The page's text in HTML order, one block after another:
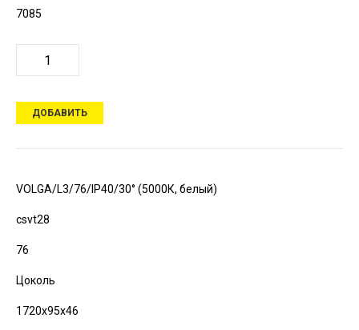
7085
ДОБАВИТЬ
VOLGA/L3/76/IP40/30° (5000К, белый)
csvt28
76
Цоколь
1720х95х46